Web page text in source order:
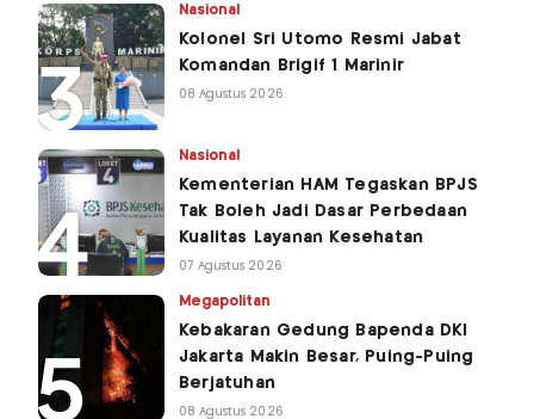
Nasional
Kolonel Sri Utomo Resmi Jabat
Komandan Brigif 1 Marinir
08 Agustus 2026
Nasional
Kementerian HAM Tegaskan BPJS
Tak Boleh Jadi Dasar Perbedaan
Kualitas Layanan Kesehatan
07 Agustus 2026
Megapolitan
Kebakaran Gedung Bapenda DKI
Jakarta Makin Besar, Puing-Puing
Berjatuhan
08 Agustus 2026